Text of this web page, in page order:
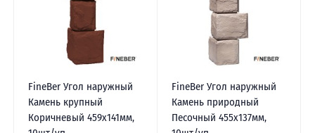
FineBer Угол наружный
Камень крупный
Коричневый 459х141мм,
FineBer Угол наружный
Камень природный
Песочный 455х137мм,